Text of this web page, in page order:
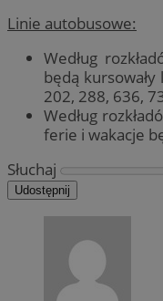
Linie autobusowe:
Według
będą
202, 288, 636,
Według
ferie i wakacje
Słuchaj
Udostępnij